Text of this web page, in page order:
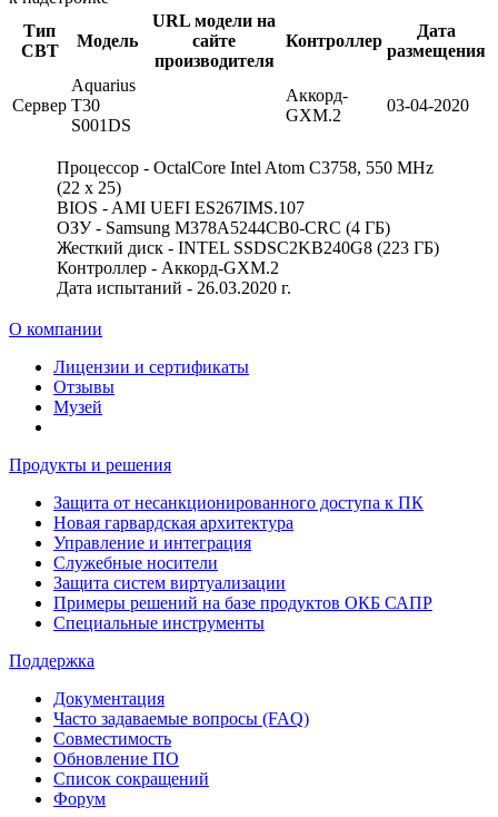
Тип
СВТ
Модель
URL модели на
сайте
производителя
Контроллер
Дата
размещения
Сервер
Aquarius
T30
S001DS
Аккорд-
GXM.2
03-04-2020
Процессор - OctalCore Intel Atom C3758, 550 MHz
(22 x 25)
BIOS - AMI UEFI ES267IMS.107
ОЗУ - Samsung M378A5244CB0-CRC (4 ГБ)
Жесткий диск - INTEL SSDSC2KB240G8 (223 ГБ)
Контроллер - Аккорд-GXM.2
Дата испытаний - 26.03.2020 г.
О компании
Лицензии и сертификаты
Отзывы
Музей
Продукты и решения
Защита от несанкционированного доступа к ПК
Новая гарвардская архитектура
Управление и интеграция
Служебные носители
Защита систем виртуализации
Примеры решений на базе продуктов ОКБ САПР
Специальные инструменты
Поддержка
Документация
Часто задаваемые вопросы (FAQ)
Совместимость
Обновление ПО
Список сокращений
Форум